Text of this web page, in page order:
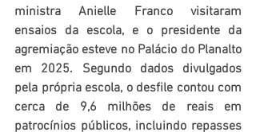
ministra Anielle Franco visitaram
ensaios da escola, e o presidente da
agremiação esteve no Palácio do Planalto
em 2025. Segundo dados divulgados
pela própria escola, o desfile contou com
cerca de 9,6 milhões de reais em
patrocínios públicos, incluindo repasses